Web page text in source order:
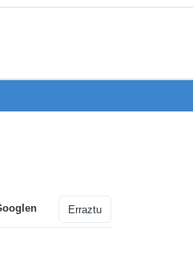
Erraztu